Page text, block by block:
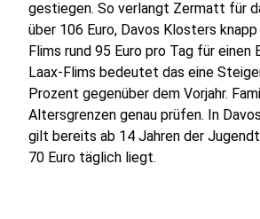
gestiegen. So verlangt Zermatt für
über 106 Euro, Davos Klosters
Flims rund 95 Euro pro Tag für einen
Laax-Flims bedeutet das eine
Prozent gegenüber dem Vorjahr.
Altersgrenzen genau prüfen. In
gilt bereits ab 14 Jahren der
70 Euro täglich liegt.